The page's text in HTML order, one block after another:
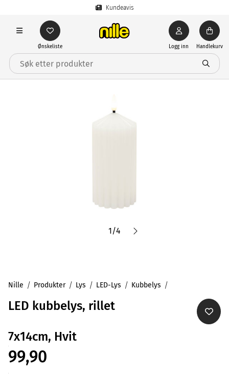
Kundeavis
Ønskeliste Logg inn Handlekurv
1/4
Nille Produkter Lys LED-Lys Kubbelys
LED kubbelys, rillet
7x14cm, Hvit
99,90